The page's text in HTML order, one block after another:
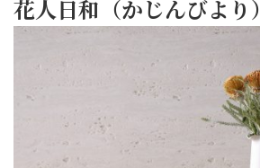
花人日和（かじんびより）